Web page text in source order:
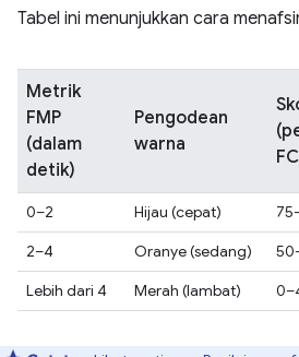
Tabel ini menunjukkan cara
Metrik
FMP
(dalam
detik)
Pengodean
warna
0–2 Hijau (cepat)
2–4
Oranye (sedang)
Lebih dari 4
Merah (lambat)